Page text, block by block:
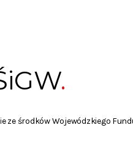
ze środków Wojewódzkiego